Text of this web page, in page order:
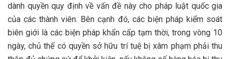
dành quyền quy định về vấn đề này cho pháp luật quốc gia
của các thành viên. Bên cạnh đó, các biện pháp kiểm soát
biên giới là các biện pháp khẩn cấp tạm thời, trong vòng 10
ngày, chủ thể có quyền sở hữu trí tuệ bị xâm phạm phải thu